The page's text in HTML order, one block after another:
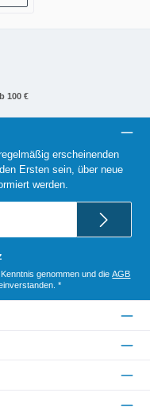
100 €
erscheinenden
Ersten sein, über neue
werden.
genommen und dieAGB
*